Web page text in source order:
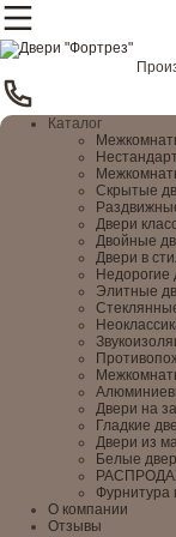
Каталог
Скрытые
Двери
Двойные
Двери в
Недорогие
Элитные
Двери на
Гладкие
Двери из
Белые
Фурнитура
О компании
Отзывы